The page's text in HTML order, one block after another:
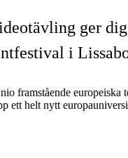
ger
i
framstående
ett helt nytt